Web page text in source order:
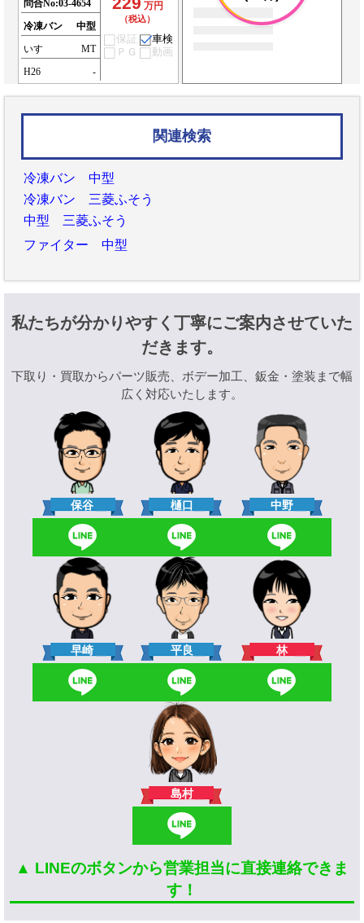
問合No:03-4654
冷凍バン
中型
いすゞ
MT
H26
-
万円
（税込）
保証
車検
ＰＧ
動画
関連検索
冷凍バン 中型
冷凍バン 三菱ふそう
中型 三菱ふそう
ファイター 中型
私たちが分かりやすく丁寧にご案内させていた
だきます。
下取り・買取からパーツ販売、ボデー加工、鈑金・塗装まで幅
広く対応いたします。
保谷 樋口 中野
早崎 平良 林
島村
▲ LINEのボタンから営業担当に直接連絡できま
す！